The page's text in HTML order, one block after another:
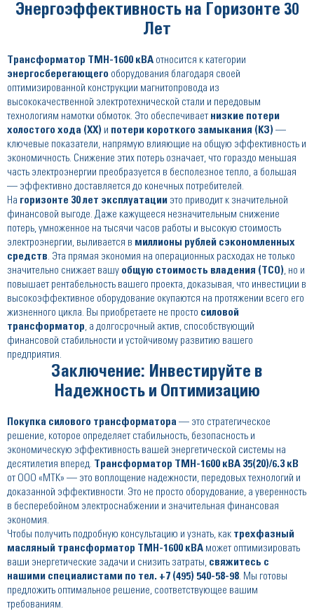
Энергоэффективность на Горизонте 30
Лет
Трансформатор ТМН-1600 кВА относится к категории
энергосберегающего оборудования благодаря своей
оптимизированной конструкции магнитопровода из
высококачественной электротехнической стали и передовым
технологиям намотки обмоток. Это обеспечивает низкие потери
холостого хода (ХХ) и потери короткого замыкания (КЗ) —
ключевые показатели, напрямую влияющие на общую эффективность и
экономичность. Снижение этих потерь означает, что гораздо меньшая
часть электроэнергии преобразуется в бесполезное тепло, а большая
— эффективно доставляется до конечных потребителей.
На горизонте 30 лет эксплуатации это приводит к значительной
финансовой выгоде. Даже кажущееся незначительным снижение
потерь, умноженное на тысячи часов работы и высокую стоимость
электроэнергии, выливается в миллионы рублей сэкономленных
средств. Эта прямая экономия на операционных расходах не только
значительно снижает вашу общую стоимость владения (TCO), но и
повышает рентабельность вашего проекта, доказывая, что инвестиции в
высокоэффективное оборудование окупаются на протяжении всего его
жизненного цикла. Вы приобретаете не просто силовой
трансформатор, а долгосрочный актив, способствующий
финансовой стабильности и устойчивому развитию вашего
предприятия.
Заключение: Инвестируйте в
Надежность и Оптимизацию
Покупка силового трансформатора — это стратегическое
решение, которое определяет стабильность, безопасность и
экономическую эффективность вашей энергетической системы на
десятилетия вперед. Трансформатор ТМН-1600 кВА 35(20)/6.3 кВ
от ООО «МТК» — это воплощение надежности, передовых технологий и
доказанной эффективности. Это не просто оборудование, а уверенность
в бесперебойном электроснабжении и значительная финансовая
экономия.
Чтобы получить подробную консультацию и узнать, как трехфазный
масляный трансформатор ТМН-1600 кВА может оптимизировать
ваши энергетические задачи и снизить затраты, свяжитесь с
нашими специалистами по тел. +7 (495) 540-58-98. Мы готовы
предложить оптимальное решение, соответствующее вашим
требованиям.